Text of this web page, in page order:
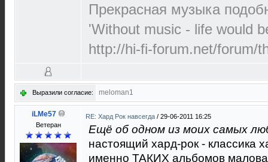
Прекрасная музыка
'Without music - life would
http://hi-fi-forum.net/forum/
Выразили согласие: meloman1
iLMe57
Ветеран
RE: Хард Рок навсегда / 29-06-2011 16:25
Ещё об одном из моих самых
настоящий хард-рок - классика
именно ТАКИХ альбомов